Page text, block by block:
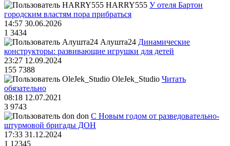
HARRY555 У отеля Бартон
городским властям пора прибраться
14:57 30.06.2026
1 3434
Алушта24 Динамические
конструкторы: развивающие игрушки для детей
23:27 12.09.2024
155 7388
OleJek_Studio Читать
обязательно
08:18 12.07.2021
3 9743
don С Новым годом от разведовательно-
штурмовой бригады ДОН
17:33 31.12.2024
1 12345